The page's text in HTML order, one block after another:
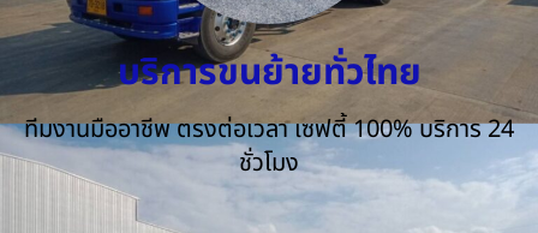
บริการขนย้ายทั่วไทย
ทีมงานมืออาชีพ ตรงต่อเวลา เซฟตี้ 100% บริการ 24
ชั่วโมง